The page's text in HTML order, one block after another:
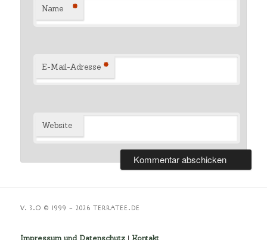
Name *
E-Mail-Adresse *
Website
V. 3.O © 1999 – 2026 TERRATEE.DE
Impressum und Datenschutz | Kontakt